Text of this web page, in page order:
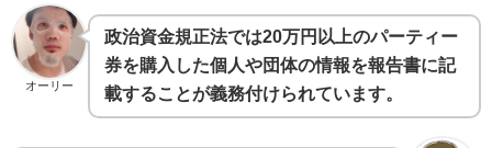
オーリー
政治資金規正法では20万円以上のパーティー
券を購入した個人や団体の情報を報告書に記
載することが義務付けられています。